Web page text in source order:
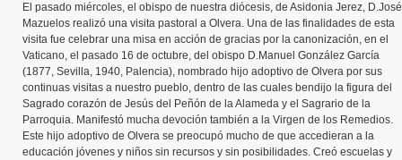
El pasado miércoles, el obispo de nuestra diócesis, de Asidonia Jerez, D.José
Mazuelos realizó una visita pastoral a Olvera. Una de las finalidades de esta
visita fue celebrar una misa en acción de gracias por la canonización, en el
Vaticano, el pasado 16 de octubre, del obispo D.Manuel González García
(1877, Sevilla, 1940, Palencia), nombrado hijo adoptivo de Olvera por sus
continuas visitas a nuestro pueblo, dentro de las cuales bendijo la figura del
Sagrado corazón de Jesús del Peñón de la Alameda y el Sagrario de la
Parroquia. Manifestó mucha devoción también a la Virgen de los Remedios.
Este hijo adoptivo de Olvera se preocupó mucho de que accedieran a la
educación jóvenes y niños sin recursos y sin posibilidades. Creó escuelas y